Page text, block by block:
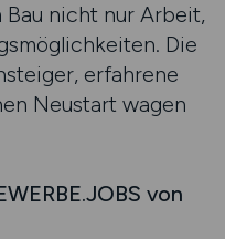
nicht nur Arbeit,
Die
erfahrene
Neustart wagen
von